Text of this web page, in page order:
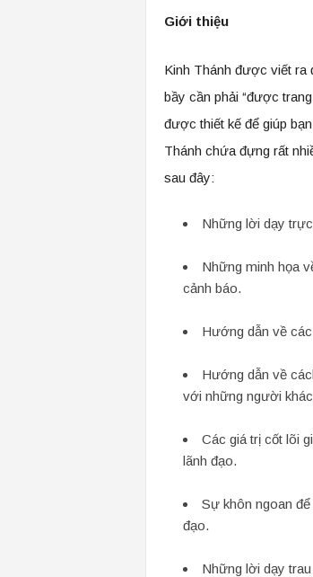
Giới thiệu
Kinh Thánh được viết ra
bầy cần phải “được
được thiết kế để giúp
Thánh chứa đựng rất
sau đây:
Những lời dạy
Những minh họa
cảnh báo.
Hướng dẫn về
Hướng dẫn về
với những người
Các giá trị cốt lõi
lãnh đạo.
Sự khôn ngoan
đạo.
Những lời dạy